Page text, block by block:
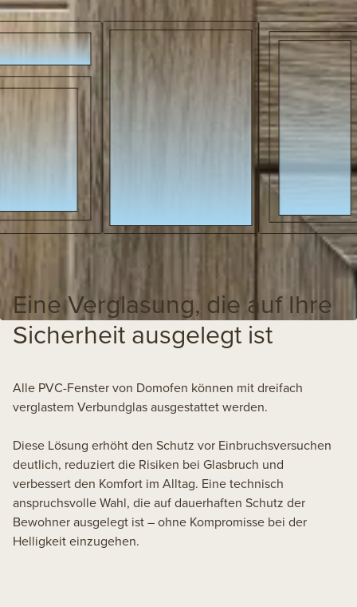
Eine Verglasung, die auf Ihre
Sicherheit ausgelegt ist
Alle PVC-Fenster von Domofen können mit dreifach
verglastem Verbundglas ausgestattet werden.
Diese Lösung erhöht den Schutz vor Einbruchsversuchen
deutlich, reduziert die Risiken bei Glasbruch und
verbessert den Komfort im Alltag. Eine technisch
anspruchsvolle Wahl, die auf dauerhaften Schutz der
Bewohner ausgelegt ist – ohne Kompromisse bei der
Helligkeit einzugehen.